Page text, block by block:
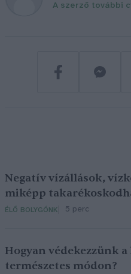
A szerző további
Negatív vízállások,
miképp
ÉLŐ BOLYGÓNK 5 perc
Hogyan védekezzünk
természetes módon?